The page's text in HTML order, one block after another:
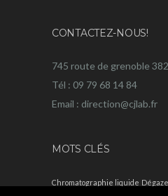
CONTACTEZ-NOUS!
745 route de grenoble
Tél : 09 79 68 14 84
Email : direction@cjlab.fr
MOTS CLÉS
Chromatographie liquide